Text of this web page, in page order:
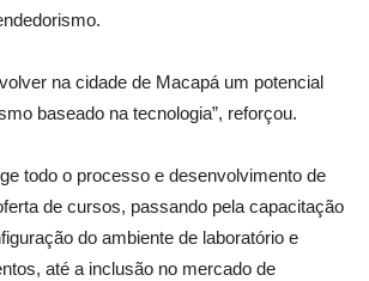
na cidade de Macapá um potencial
baseado na tecnologia”, reforçou.
todo o processo e desenvolvimento de
de cursos, passando pela capacitação
do ambiente de laboratório e
até a inclusão no mercado de